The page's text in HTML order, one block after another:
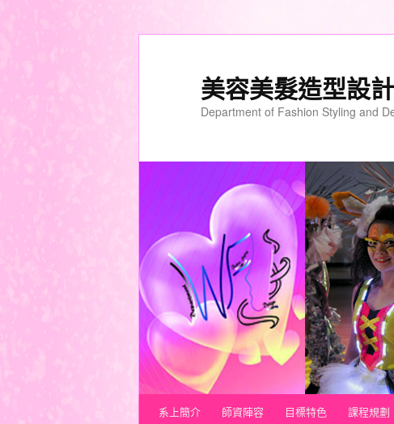
美容美髮造型設
Department of Fashion Styling and
Skip to primary content
Skip to secondary content
系上簡介 師資陣容 目標特色 課程規劃